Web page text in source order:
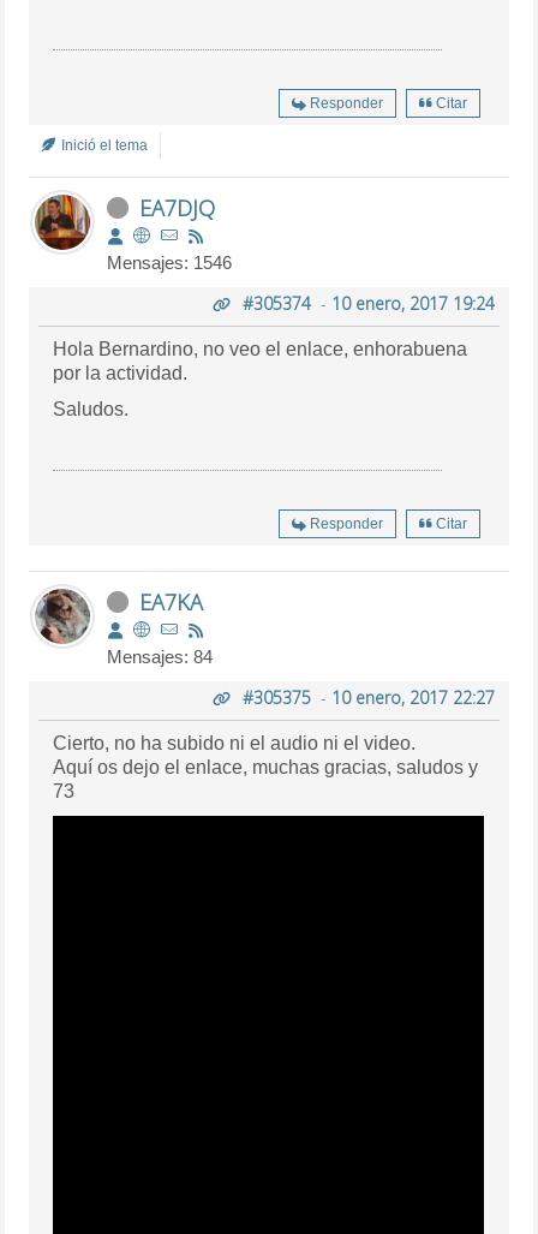
Responder Citar
Inició el tema
EA7DJQ
Mensajes: 1546
#305374- 10 enero, 2017 19:24
Hola Bernardino, no veo el enlace, enhorabuena
por la actividad.
Saludos.
Responder Citar
EA7KA
Mensajes: 84
#305375- 10 enero, 2017 22:27
Cierto, no ha subido ni el audio ni el video.
Aquí os dejo el enlace, muchas gracias, saludos y
73